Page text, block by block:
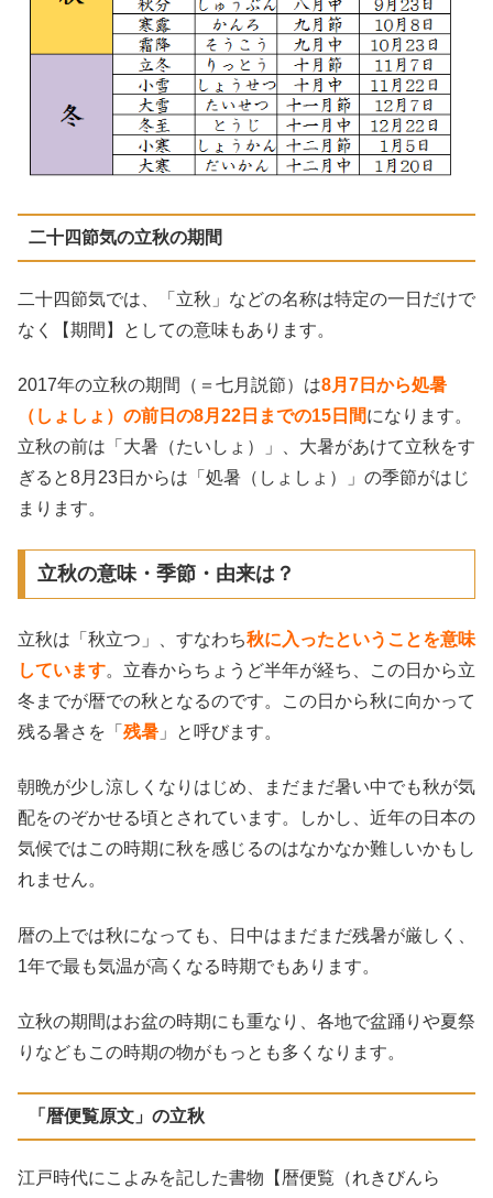
二十四節気の立秋の期間
二十四節気では、「立秋」などの名称は特定の一日だけで
なく【期間】としての意味もあります。
2017年の立秋の期間（＝七月説節）は8月7日から処暑
（しょしょ）の前日の8月22日までの15日間になります。
立秋の前は「大暑（たいしょ）」、大暑があけて立秋をす
ぎると8月23日からは「処暑（しょしょ）」の季節がはじ
まります。
立秋の意味・季節・由来は？
立秋は「秋立つ」、すなわち秋に入ったということを意味
しています。立春からちょうど半年が経ち、この日から立
冬までが暦での秋となるのです。この日から秋に向かって
残る暑さを「 残暑 」と呼びます。
朝晩が少し涼しくなりはじめ、まだまだ暑い中でも秋が気
配をのぞかせる頃とされています。しかし、近年の日本の
気候ではこの時期に秋を感じるのはなかなか難しいかもし
れません。
暦の上では秋になっても、日中はまだまだ残暑が厳しく、
1年で最も気温が高くなる時期でもあります。
立秋の期間はお盆の時期にも重なり、各地で盆踊りや夏祭
りなどもこの時期の物がもっとも多くなります。
「暦便覧原文」の立秋
江戸時代にこよみを記した書物【暦便覧（れきびんら